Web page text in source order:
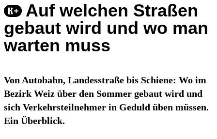
Auf welchen Straßen
gebaut wird und wo man
warten muss
Von Autobahn, Landesstraße bis Schiene: Wo im
Bezirk Weiz über den Sommer gebaut wird und
sich Verkehrsteilnehmer in Geduld üben müssen.
Ein Überblick.